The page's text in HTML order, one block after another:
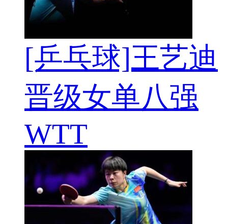
[乒乓球]王艺迪
晋级女单八强
WTT